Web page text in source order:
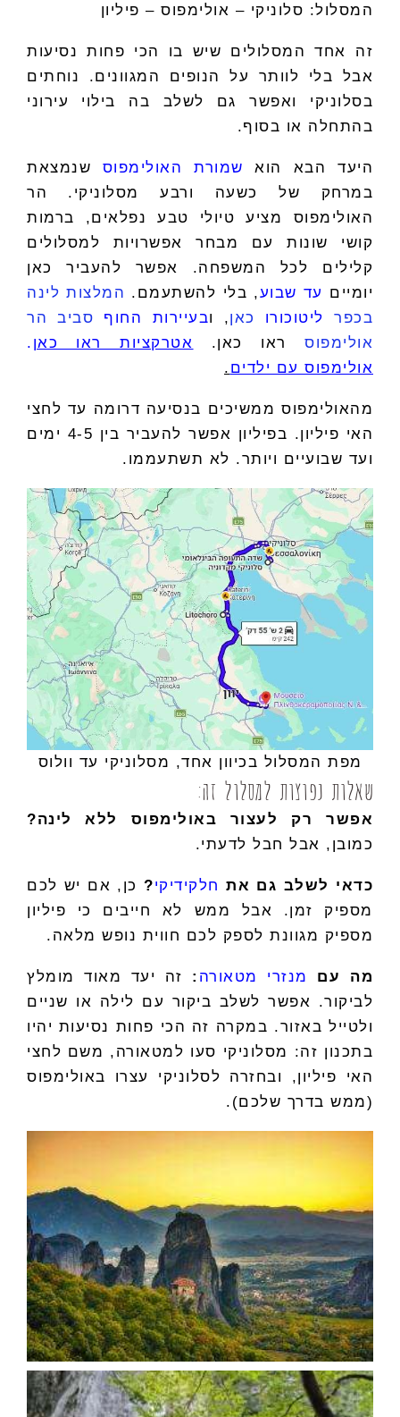
המסלול: סלוניקי – אולימפוס – פיליון
זה אחד המסלולים שיש בו הכי פחות נסיעות
אבל בלי לוותר על הנופים המגוונים. נוחתים
בסלוניקי ואפשר גם לשלב בה בילוי עירוני
בהתחלה או בסוף.
היעד הבא הוא שמורת האולימפוס שנמצאת
במרחק של כשעה ורבע מסלוניקי. הר
האולימפוס מציע טיולי טבע נפלאים, ברמות
קושי שונות עם מבחר אפשרויות למסלולים
קלילים לכל המשפחה. אפשר להעביר כאן
יומיים עד שבוע, בלי להשתעמם. המלצות לינה
בכפר ליטוכורו כאן, ובעיירות החוף סביב הר
אולימפוסראו כאן. אטרקציותראו כאן .
אולימפוס עם ילדים .
מהאולימפוס ממשיכים בנסיעה דרומה עד לחצי
האי פיליון. בפיליון אפשר להעביר בין 4-5 ימים
ועד שבועיים ויותר. לא תשתעממו.
מפת המסלול בכיוון אחד, מסלוניקי עד וולוס
שאלות נפוצות למסלול זה:
אפשר רק לעצור באולימפוס ללא לינה?
כמובן, אבל חבל לדעתי.
כדאי לשלב גם את חלקידיקי? כן, אם יש לכם
מספיק זמן. אבל ממש לא חייבים כי פיליון
מספיק מגוונת לספק לכם חווית נופש מלאה.
מה עם מנזרי מטאורה : זה יעד מאוד מומלץ
לביקור. אפשר לשלב ביקור עם לילה או שניים
ולטייל באזור. במקרה זה הכי פחות נסיעות יהיו
בתכנון זה: מסלוניקי סעו למטאורה, משם לחצי
האי פיליון, ובחזרה לסלוניקי עצרו באולימפוס
(ממש בדרך שלכם).